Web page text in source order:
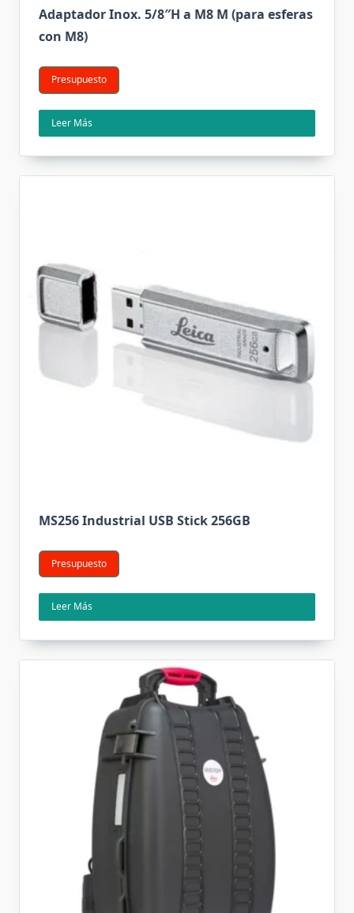
Adaptador Inox. 5/8″H a M8 M (para esferas
con M8)
Presupuesto
Leer Más
MS256 Industrial USB Stick 256GB
Presupuesto
Leer Más